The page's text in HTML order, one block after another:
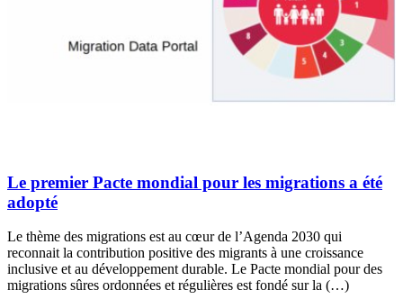
Le premier Pacte mondial pour les migrations a été
adopté
Le thème des migrations est au cœur de l’Agenda 2030 qui
reconnait la contribution positive des migrants à une croissance
inclusive et au développement durable. Le Pacte mondial pour des
migrations sûres ordonnées et régulières est fondé sur la (…)